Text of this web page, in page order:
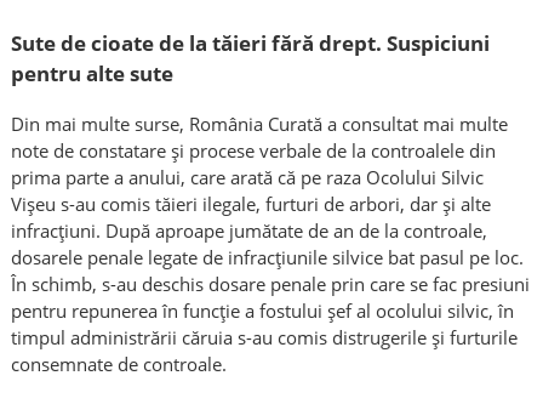
Sute de cioate de la tăieri fără drept. Suspiciuni
pentru alte sute
Din mai multe surse, România Curată a consultat mai multe
note de constatare și procese verbale de la controalele din
prima parte a anului, care arată că pe raza Ocolului Silvic
Vișeu s-au comis tăieri ilegale, furturi de arbori, dar și alte
infracțiuni. După aproape jumătate de an de la controale,
dosarele penale legate de infracțiunile silvice bat pasul pe loc.
În schimb, s-au deschis dosare penale prin care se fac presiuni
pentru repunerea în funcție a fostului șef al ocolului silvic, în
timpul administrării căruia s-au comis distrugerile și furturile
consemnate de controale.